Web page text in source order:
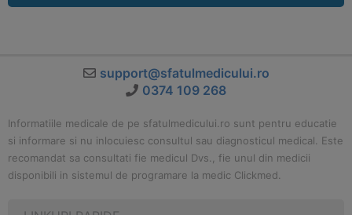
support@sfatulmedicului.ro
0374 109 268
Informatiile medicale de pe sfatulmedicului.ro sunt pentru educatie
si informare si nu inlocuiesc consultul sau diagnosticul medical. Este
recomandat sa consultati fie medicul Dvs., fie unul din medicii
disponibili in sistemul de programare la medic Clickmed.